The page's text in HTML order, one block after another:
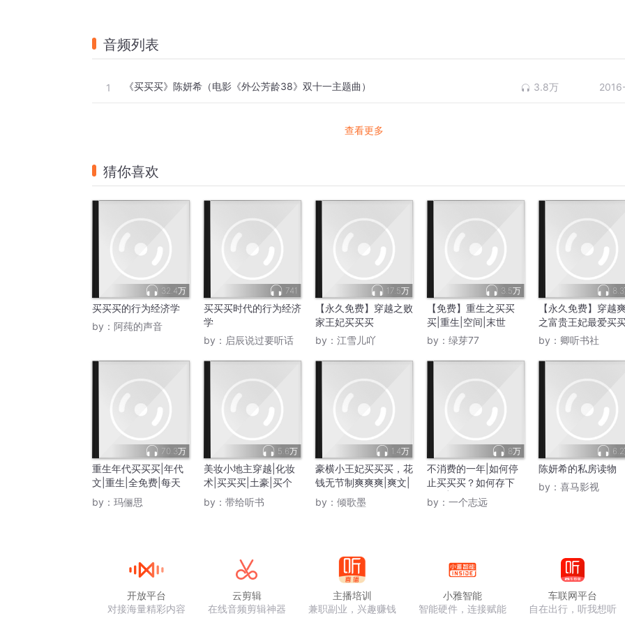
音频列表
1 《买买买》陈妍希（电影《外公芳龄38》双十一主题曲） 3.8万
查看更多
猜你喜欢
32.4万
买买买的行为经济学
by： 阿莼的声音
741
买买买时代的行为经济
学
by： 启辰说过要听话
17.5万
【永久免费】穿越之败
家王妃买买买
by： 江雪儿吖
3.5万
【免费】重生之买买
买|重生|空间|末世
by： 绿芽77
【永久免费】穿越
之富贵王妃最爱买
by： 卿听书社
70.3万
重生年代买买买|年代
文|重生|全免费|每天
更新
by： 玛俪思
5.6万
美妆小地主穿越|化妆
术|买买买|土豪|买个
皇位玩玩
by： 带给听书
1.4万
豪横小王妃买买买，花
钱无节制爽爽爽|爽文|
真人免费
by： 倾歌墨
8万
不消费的一年|如何停
止买买买？如何存下
钱？|无数人效仿的攒
钱攻略|摆脱消费陷阱
by： 一个志远
陈妍希的私房读物
by： 喜马影视
开放平台
对接海量精彩内容
云剪辑
在线音频剪辑神器
主播培训
兼职副业，兴趣赚钱
小雅智能
智能硬件，连接赋能
车联网平台
自在出行，听我想听